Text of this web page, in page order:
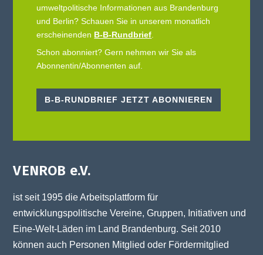
umweltpolitische Informationen aus Brandenburg
und Berlin? Schauen Sie in unserem monatlich
erscheinenden B-B-Rundbrief.
Schon abonniert? Gern nehmen wir Sie als
Abonnentin/Abonnenten auf.
B-B-RUNDBRIEF JETZT ABONNIEREN
VENROB e.V.
ist seit 1995 die Arbeitsplattform für
entwicklungspolitische Vereine, Gruppen, Initiativen und
Eine-Welt-Läden im Land Brandenburg. Seit 2010
können auch Personen Mitglied oder Fördermitglied